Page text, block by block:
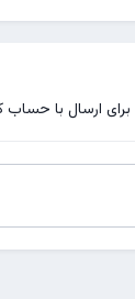
برای ارسال با حساب